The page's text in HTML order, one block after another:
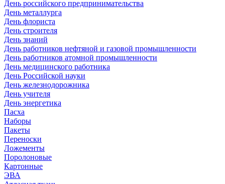
День российского предпринимательства
День металлурга
День флориста
День строителя
День знаний
День работников нефтяной и газовой промышленности
День работников атомной промышленности
День медицинского работника
День Российской науки
День железнодорожника
День учителя
День энергетика
Пасха
Наборы
Пакеты
Переноски
Ложементы
Поролоновые
Картонные
ЭВА